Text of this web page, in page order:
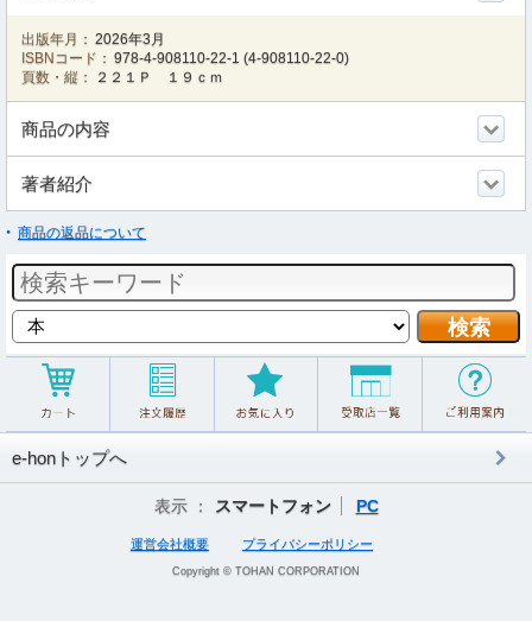
出版年月： 2026年3月
ISBNコード： 978-4-908110-22-1 (4-908110-22-0)
頁数・縦：
２２１Ｐ １９ｃｍ
商品の内容
著者紹介
商品の返品について
e-honトップへ
表示 ： スマートフォン PC
運営会社概要 プライバシーポリシー
Copyright © TOHAN CORPORATION